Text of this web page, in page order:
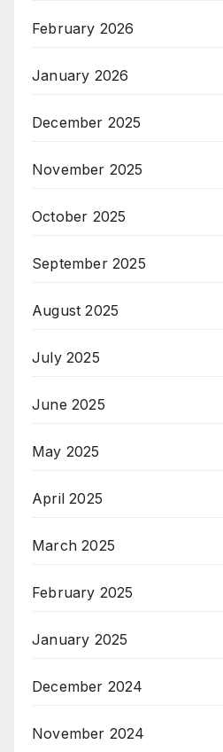
February 2026
January 2026
December 2025
November 2025
October 2025
September 2025
August 2025
July 2025
June 2025
May 2025
April 2025
March 2025
February 2025
January 2025
December 2024
November 2024